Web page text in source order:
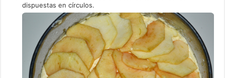
dispuestas en círculos.